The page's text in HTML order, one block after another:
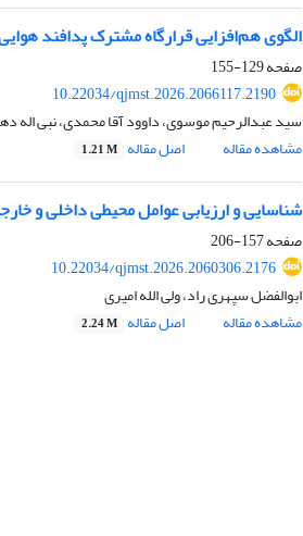
الگوی هم‌افزایی قرارگاه مشترک پدافند
صفحه129-155
10.22034/qjmst.2026.2066117.2190
سید عبدالرحیم موسوی، داوود آقا محمدی، نبی اله
مشاهده مقاله
اصل مقاله 1.21 M
شناسایی و ارزیابی عوامل محیطی داخلی و
صفحه157-206
10.22034/qjmst.2026.2060306.2176
ابوالفضل سپهری راد، ولی الله امیری
مشاهده مقاله
اصل مقاله 2.24 M